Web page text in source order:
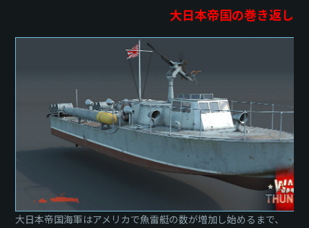
大日本帝国の巻き返し
大日本帝国海軍はアメリカで魚雷艇の数が増加し始めるまで、